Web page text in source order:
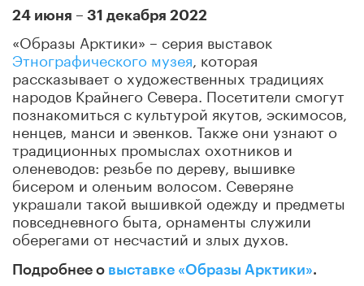
24 июня – 31 декабря 2022
«Образы Арктики» – серия выставок
Этнографического музея , которая
рассказывает о художественных традициях
народов Крайнего Севера. Посетители смогут
познакомиться с культурой якутов, эскимосов,
ненцев, манси и эвенков. Также они узнают о
традиционных промыслах охотников и
оленеводов: резьбе по дереву, вышивке
бисером и оленьим волосом. Северяне
украшали такой вышивкой одежду и предметы
повседневного быта, орнаменты служили
оберегами от несчастий и злых духов.
Подробнее о выставке «Образы Арктики».